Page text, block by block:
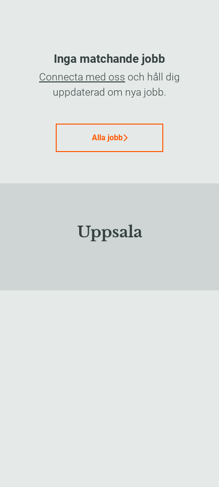
Inga matchande jobb
Connecta med oss och håll dig
uppdaterad om nya jobb.
Alla jobb
Uppsala